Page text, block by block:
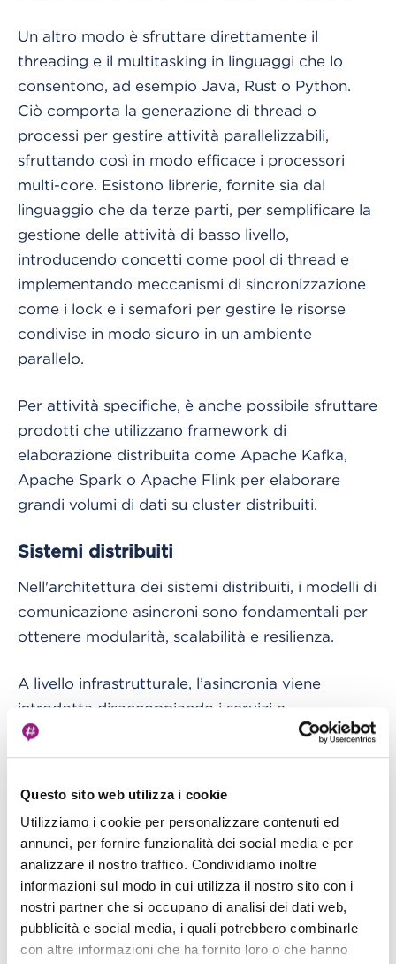
Questo sito web utilizza i cookie
Utilizziamo i cookie per personalizzare contenuti ed
annunci, per fornire funzionalità dei social media e per
analizzare il nostro traffico. Condividiamo inoltre
informazioni sul modo in cui utilizza il nostro sito con i
nostri partner che si occupano di analisi dei dati web,
pubblicità e social media, i quali potrebbero combinarle
con altre informazioni che ha fornito loro o che hanno
Un altro modo è sfruttare direttamente il
threading e il multitasking in linguaggi che lo
consentono, ad esempio Java, Rust o Python.
Ciò comporta la generazione di thread o
processi per gestire attività parallelizzabili,
sfruttando così in modo efficace i processori
multi-core. Esistono librerie, fornite sia dal
linguaggio che da terze parti, per semplificare la
gestione delle attività di basso livello,
introducendo concetti come pool di thread e
implementando meccanismi di sincronizzazione
come i lock e i semafori per gestire le risorse
condivise in modo sicuro in un ambiente
parallelo.
Per attività specifiche, è anche possibile sfruttare
prodotti che utilizzano framework di
elaborazione distribuita come Apache Kafka,
Apache Spark o Apache Flink per elaborare
grandi volumi di dati su cluster distribuiti.
Sistemi distribuiti
Nell'architettura dei sistemi distribuiti, i modelli di
comunicazione asincroni sono fondamentali per
ottenere modularità, scalabilità e resilienza.
A livello infrastrutturale, l’asincronia viene
introdotta disaccoppiando i servizi e
consentendo una comunicazione senza blocchi
tra di loro; l'intera soluzione acquisisce
degrado che mette al riparo all'indisponibilità del
servizio.
Una delle motivazioni principali alla base della
creazione di sistemi complessi utilizzando servizi
disaccoppiati risiede in una miglior gestione della
complessità. Suddividendo le applicazioni